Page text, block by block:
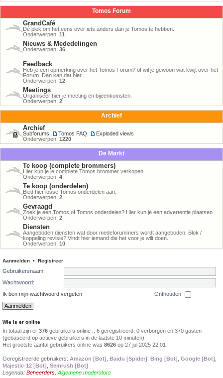
Tomos Forum
GrandCafé
Dé plek om het eens over iets anders dan je Tomos te hebben.
Onderwerpen: 11
Nieuws & Mededelingen
Onderwerpen: 36
Feedback
Heb je een opmerking over het Tomos Forum? of wil je gewoon wat kwijt over het
Forum. Dan kan dat hier.
Onderwerpen: 12
Meetings
Organiseer hier je meeting en bijeenkomsten.
Onderwerpen: 2
Archief
Archief
Subforums: Tomos FAQ
Exploded views
Onderwerpen: 1220
De Markt
Te koop (complete brommers)
Hier kun je je complete Tomos brommer verkopen.
Onderwerpen: 4
Te koop (onderdelen)
Bied hier losse Tomos onderdelen aan.
Onderwerpen: 2
Gevraagd
Zoek je een Tomos of Tomos onderdelen? Hier kun je een advertentie plaatsen.
Onderwerpen: 2
Diensten
Aangeboden diensten wat door medeforummers wordt aangeboden. Blok /
koppeling revisie? Vindt hier iemand die het voor je wilt doen.
Onderwerpen: 10
Aanmelden • Registreer
Gebruikersnaam:
Wachtwoord:
Ik ben mijn wachtwoord vergeten
Onthouden
Wie is er online
In totaal zijn er 376 gebruikers online :: 6 geregistreerd, 0 verborgen en 370 gasten
(gebaseerd op actieve gebruikers in de laatste 10 minuten)
Het grootste aantal gebruikers online was 8626 op 27 jul 2025 22:01
Geregistreerde gebruikers: Amazon [Bot] Baidu [Spider] Bing [Bot] Google [Bot]
Majestic-12 [Bot] Semrush [Bot]
Legenda: Beheerders Algemene moderators